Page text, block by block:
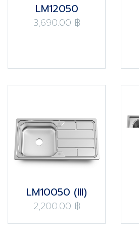
LM12050
3,690.00 ฿
LM10050 (III)
2,200.00 ฿